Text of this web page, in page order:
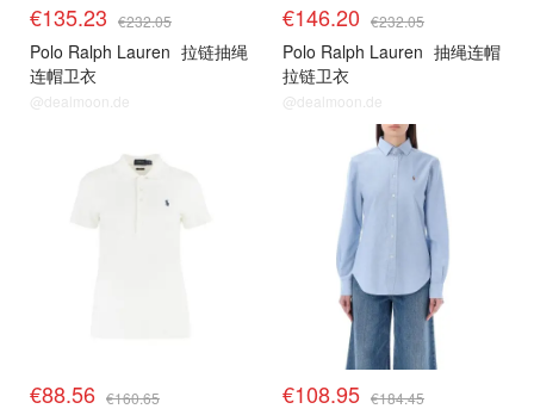
€135.23 €232.05
Polo Ralph Lauren 拉链抽绳
连帽卫衣
@dealmoon.de
€146.20 €232.05
Polo Ralph Lauren 抽绳连帽
拉链卫衣
@dealmoon.de
€88.56 €160.65 €108.95 €184.45